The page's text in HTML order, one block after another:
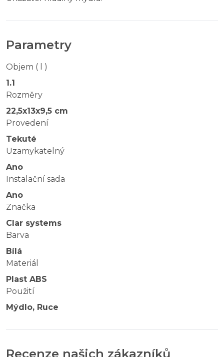
Parametry
Objem ( l )
1.1
Rozměry
22,5x13x9,5 cm
Provedení
Tekuté
Uzamykatelný
Ano
Instalační sada
Ano
Značka
Clar systems
Barva
Bílá
Materiál
Plast ABS
Použití
Mýdlo, Ruce
Recenze našich zákazníků